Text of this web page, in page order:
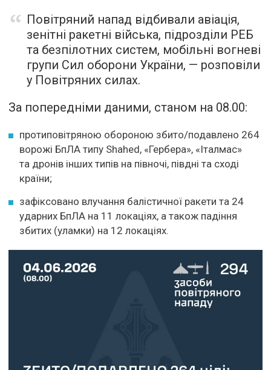
Повітряний напад відбивали авіація,
зенітні ракетні війська, підрозділи РЕБ
та безпілотних систем, мобільні вогневі
групи Сил оборони України, — розповіли
у Повітряних силах.
За попередніми даними, станом на 08.00:
протиповітряною обороною збито/подавлено 264
ворожі БпЛА типу Shahed, «Гербера», «Італмас»
та дронів інших типів на півночі, півдні та сході
країни;
зафіксовано влучання балістичної ракети та 24
ударних БпЛА на 11 локаціях, а також падіння
збитих (уламки) на 12 локаціях.